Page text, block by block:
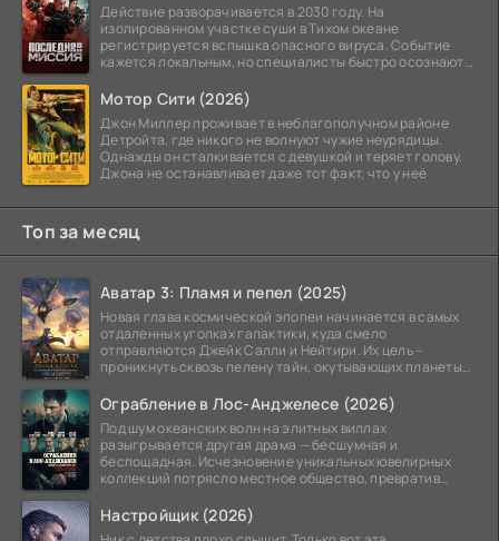
Действие разворачивается в 2030 году. На
изолированном участке суши в Тихом океане
регистрируется вспышка опасного вируса. Событие
кажется локальным, но специалисты быстро осознают:
Мотор Сити (2026)
Джон Миллер проживает в неблагополучном районе
Детройта, где никого не волнуют чужие неурядицы.
Однажды он сталкивается с девушкой и теряет голову.
Джона не останавливает даже тот факт, что у неё
Топ за месяц
Аватар 3: Пламя и пепел (2025)
Новая глава космической эпопеи начинается в самых
отдаленных уголках галактики, куда смело
отправляются Джейк Салли и Нейтири. Их цель –
проникнуть сквозь пелену тайн, окутывающих планеты
Ограбление в Лос-Анджелесе (2026)
Под шум океанских волн на элитных виллах
разыгрывается другая драма — бесшумная и
беспощадная. Исчезновение уникальных ювелирных
коллекций потрясло местное общество, превратив
Настройщик (2026)